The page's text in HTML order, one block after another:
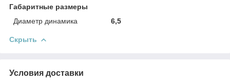
Габаритные размеры
Диаметр динамика
6,5
Скрыть
Условия доставки